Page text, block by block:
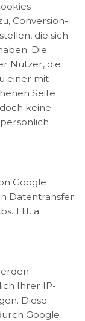
Conversion-
die sich
Die
Nutzer, die
einer mit
Seite
keine
Google
Datentransfer
1 lit. a
Ihrer IP-
Diese
Google